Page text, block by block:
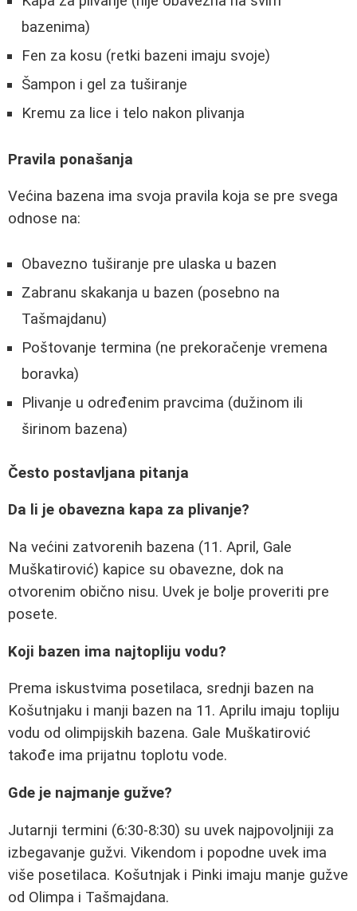
bazenima)
Fen za kosu (retki bazeni imaju svoje)
Šampon i gel za tuširanje
Kremu za lice i telo nakon plivanja
Pravila ponašanja
Većina bazena ima svoja pravila koja se pre svega
odnose na:
Obavezno tuširanje pre ulaska u bazen
Zabranu skakanja u bazen (posebno na
Tašmajdanu)
Poštovanje termina (ne prekoračenje vremena
boravka)
Plivanje u određenim pravcima (dužinom ili
širinom bazena)
Često postavljana pitanja
Da li je obavezna kapa za plivanje?
Na većini zatvorenih bazena (11. April, Gale
Muškatirović) kapice su obavezne, dok na
otvorenim obično nisu. Uvek je bolje proveriti pre
posete.
Koji bazen ima najtopliju vodu?
Prema iskustvima posetilaca, srednji bazen na
Košutnjaku i manji bazen na 11. Aprilu imaju topliju
vodu od olimpijskih bazena. Gale Muškatirović
takođe ima prijatnu toplotu vode.
Gde je najmanje gužve?
Jutarnji termini (6:30-8:30) su uvek najpovoljniji za
izbegavanje gužvi. Vikendom i popodne uvek ima
više posetilaca. Košutnjak i Pinki imaju manje gužve
od Olimpa i Tašmajdana.